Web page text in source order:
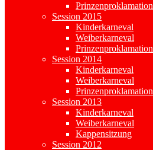
Prinzenproklamation
Session 2015
Kinderkarneval
Weiberkarneval
Prinzenproklamation
Session 2014
Kinderkarneval
Weiberkarneval
Prinzenproklamation
Session 2013
Kinderkarneval
Weiberkarneval
Kappensitzung
Session 2012